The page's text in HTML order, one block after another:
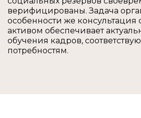
верифицированы. Задача
особенности же
активом обеспечивает
обучения кадров,
потребностям.